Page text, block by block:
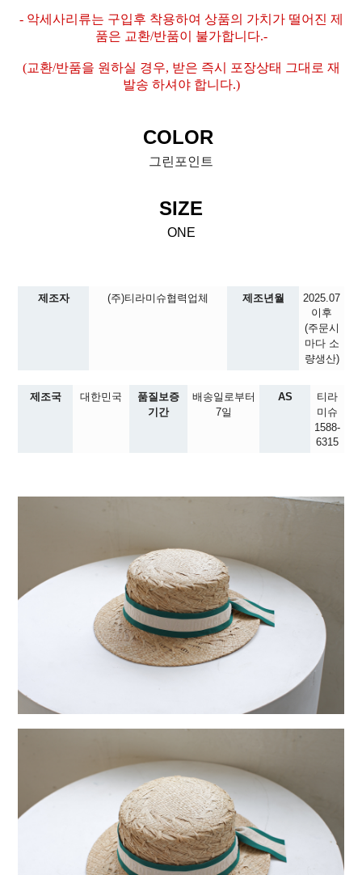
- 악세사리류는 구입후 착용하여 상품의 가치가 떨어진 제
품은 교환/반품이 불가합니다.-
(교환/반품을 원하실 경우, 받은 즉시 포장상태 그대로 재
발송 하셔야 합니다.)
COLOR
그린포인트
SIZE
ONE
제조자 (주)티라미슈협력업체 제조년월
2025.07
이후
(주문시
마다 소
량생산)
제조국 대한민국
품질보증
기간
배송일로부터
7일
AS
티라
미슈
1588-
6315